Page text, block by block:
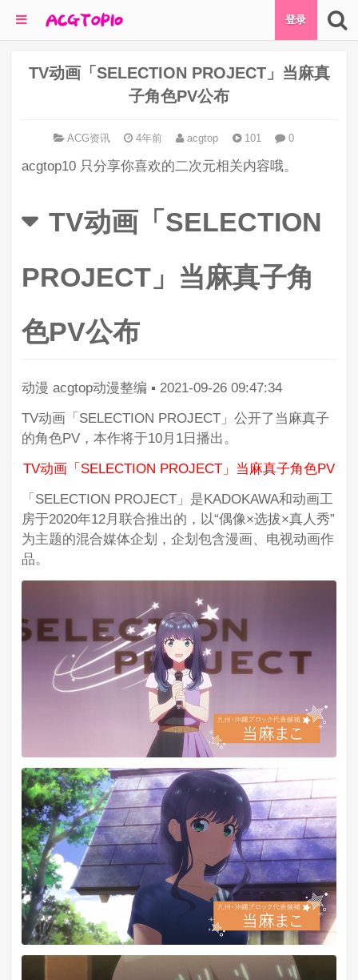
登录
TV动画「SELECTION PROJECT」当麻真
子角色PV公布
ACG资讯 4年前 acgtop 101 0
acgtop10 只分享你喜欢的二次元相关内容哦。
TV动画「SELECTION
PROJECT」当麻真子角
色PV公布
动漫 acgtop动漫整编 ▪ 2021-09-26 09:47:34
TV动画「SELECTION PROJECT」公开了当麻真子
的角色PV，本作将于10月1日播出。
TV动画「SELECTION PROJECT」当麻真子角色PV
「SELECTION PROJECT」是KADOKAWA和动画工
房于2020年12月联合推出的，以“偶像×选拔×真人秀”
为主题的混合媒体企划，企划包含漫画、电视动画作
品。